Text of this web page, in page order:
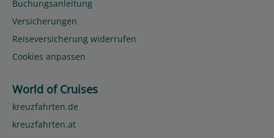
Buchungsanleitung
Versicherungen
Reiseversicherung widerrufen
Cookies anpassen
World of Cruises
kreuzfahrten.de
kreuzfahrten.at